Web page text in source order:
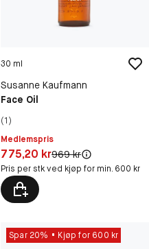
30 ml
Susanne Kaufmann
Face Oil
(1)
Medlemspris
Pris: 775,20 kr
775,20 krOriginal pris:
969 kr
Pris per stk ved kjøp for min. 600 kr
Spar 20% Kjøp for 600 kr